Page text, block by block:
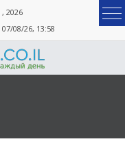
2026
08/26, 13:58